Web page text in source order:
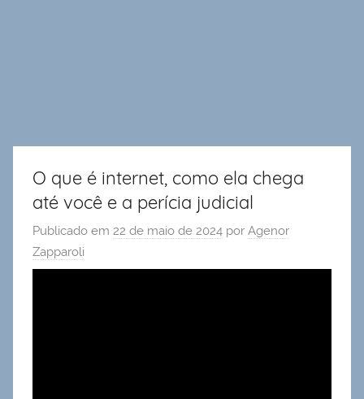
O que é internet, como ela chega
até você e a perícia judicial
Publicado em 22 de maio de 2024 por Agenor
Zapparoli